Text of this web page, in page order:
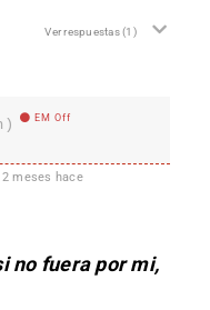
Ver respuestas(1)
EM Off
2 meses hace
no fuera por mi,